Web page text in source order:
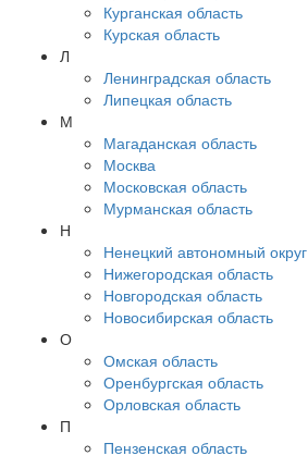
Курганская область
Курская область
Л
Ленинградская область
Липецкая область
М
Магаданская область
Москва
Московская область
Мурманская область
Н
Ненецкий автономный округ
Нижегородская область
Новгородская область
Новосибирская область
О
Омская область
Оренбургская область
Орловская область
П
Пензенская область